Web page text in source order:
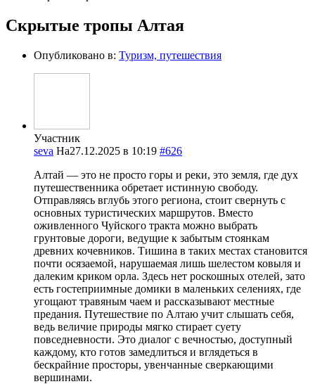
Скрытые тропы Алтая
Опубликовано в: Туризм, путешествия
Участник
seva На27.12.2025 в 10:19 #626
Алтай — это не просто горы и реки, это земля, где дух
путешественника обретает истинную свободу.
Отправляясь вглубь этого региона, стоит свернуть с
основных туристических маршрутов. Вместо
оживленного Чуйского тракта можно выбрать
грунтовые дороги, ведущие к забытым стоянкам
древних кочевников. Тишина в таких местах становится
почти осязаемой, нарушаемая лишь шелестом ковыля и
далеким криком орла. Здесь нет роскошных отелей, зато
есть гостеприимные домики в маленьких селениях, где
угощают травяным чаем и рассказывают местные
предания. Путешествие по Алтаю учит слышать себя,
ведь величие природы мягко стирает суету
повседневности. Это диалог с вечностью, доступный
каждому, кто готов замедлиться и вглядеться в
бескрайние просторы, увенчанные сверкающими
вершинами.